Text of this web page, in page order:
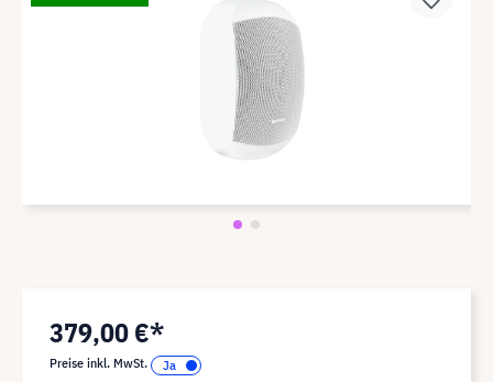
379,00 €*
Preise inkl. MwSt.